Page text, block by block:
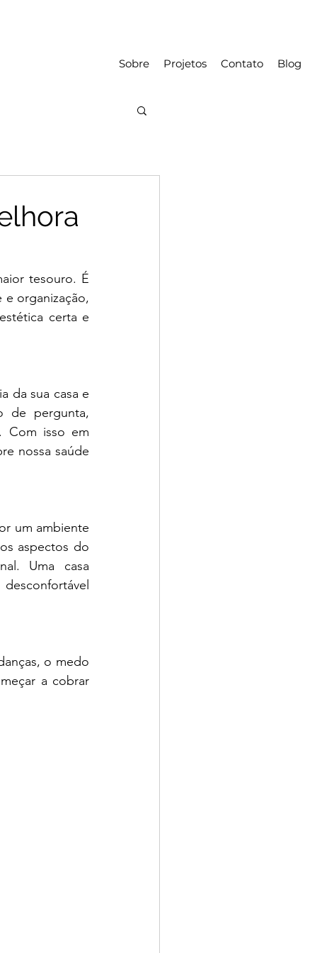
Sobre Projetos Contato Blog
tesouro. É
organização,
certa e
da sua casa e
de pergunta,
Com isso em
nossa saúde
um ambiente
aspectos do
Uma casa
o medo
a cobrar